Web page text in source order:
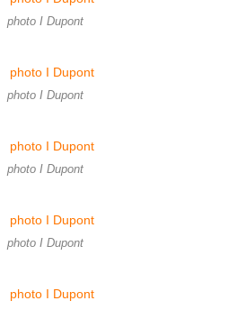
photo I Dupont
photo I Dupont
photo I Dupont
photo I Dupont